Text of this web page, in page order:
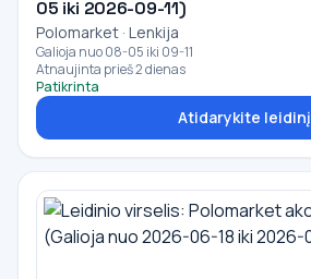
05 iki 2026-09-11)
Polomarket · Lenkija
Galioja nuo 08-05 iki 09-11
Atnaujinta prieš 2 dienas
Patikrinta
Atidarykite leidinį